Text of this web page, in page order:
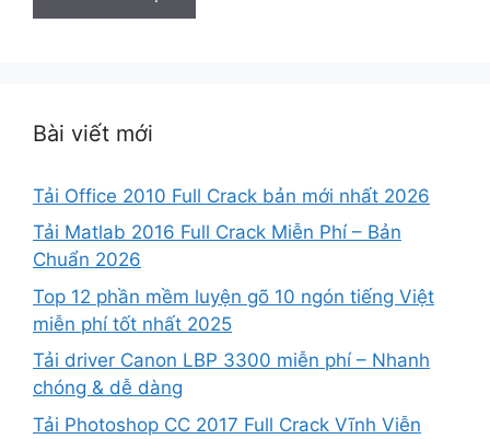
Bài viết mới
Tải Office 2010 Full Crack bản mới nhất 2026
Tải Matlab 2016 Full Crack Miễn Phí – Bản
Chuẩn 2026
Top 12 phần mềm luyện gõ 10 ngón tiếng Việt
miễn phí tốt nhất 2025
Tải driver Canon LBP 3300 miễn phí – Nhanh
chóng & dễ dàng
Tải Photoshop CC 2017 Full Crack Vĩnh Viễn